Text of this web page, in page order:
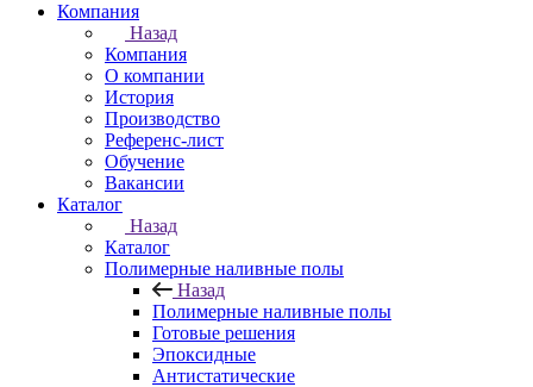
Компания
Назад
Компания
О компании
История
Производство
Референс-лист
Обучение
Вакансии
Каталог
Назад
Каталог
Полимерные наливные полы
Назад
Полимерные наливные полы
Готовые решения
Эпоксидные
Антистатические